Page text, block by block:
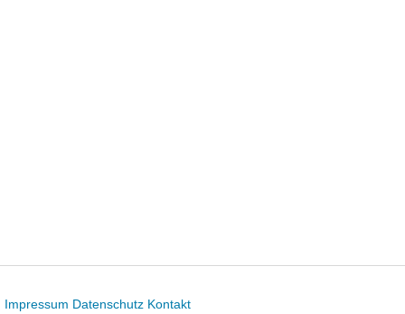
Impressum Datenschutz Kontakt